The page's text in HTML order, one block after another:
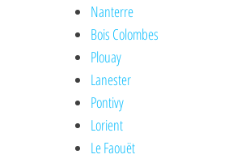
Nanterre
Bois Colombes
Plouay
Lanester
Pontivy
Lorient
Le Faouët